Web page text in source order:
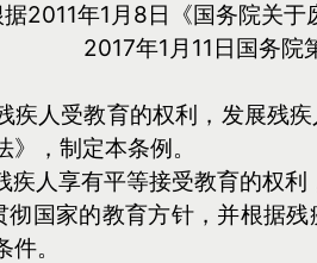
2011年1月8日《国务院关
2017年1月11日国务院
疾人受教育的权利，发展残
，制定本条例。
疾人享有平等接受教育的权利
彻国家的教育方针，并根据
。